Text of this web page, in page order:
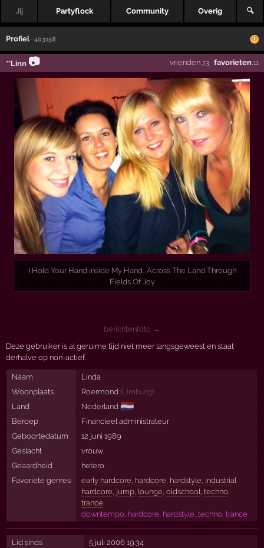
Jij Partyflock Community Overig 🔍
Profiel · 403158
**Linn 📷 vrienden,73· favorieten ,11
I Hold Your Hand inside My Hand.. Across The Land Through
Fields Of Joy
berichtenfoto →
Deze gebruiker is al geruime tijd niet meer langsgeweest en staat
derhalve op non-actief.
Naam
Linda
Woonplaats
Roermond (Limburg)
Land
Nederland 🇳🇱
Beroep
Financieel administrateur
Geboortedatum
12 juni 1989
Geslacht
vrouw
Geaardheid
hetero
Favoriete genres
early hardcore hardcore hardstyle industrial
hardcore jump, lounge oldschool techno,
trance
downtempo, hardcore, hardstyle, techno, trance
Lid sinds
5 juli 2006 19:34